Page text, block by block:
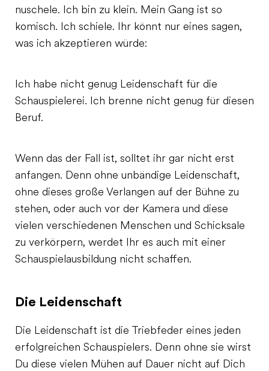
nuschele. Ich bin zu klein. Mein Gang ist so
komisch. Ich schiele. Ihr könnt nur eines sagen,
was ich akzeptieren würde:
Ich habe nicht genug Leidenschaft für die
Schauspielerei. Ich brenne nicht genug für diesen
Beruf.
Wenn das der Fall ist, solltet ihr gar nicht erst
anfangen. Denn ohne unbändige Leidenschaft,
ohne dieses große Verlangen auf der Bühne zu
stehen, oder auch vor der Kamera und diese
vielen verschiedenen Menschen und Schicksale
zu verkörpern, werdet Ihr es auch mit einer
Schauspielausbildung nicht schaffen.
Die Leidenschaft
Die Leidenschaft ist die Triebfeder eines jeden
erfolgreichen Schauspielers. Denn ohne sie wirst
Du diese vielen Mühen auf Dauer nicht auf Dich